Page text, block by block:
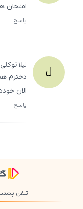
امتحان‌
پاسخ
ل لیلاتوکلی
دخترم
الان
پاسخ
تلفن